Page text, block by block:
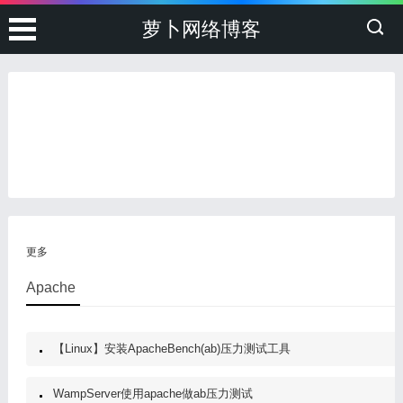
萝卜网络博客
更多
Apache
【Linux】安装ApacheBench(ab)压力测试工具
WampServer使用apache做ab压力测试